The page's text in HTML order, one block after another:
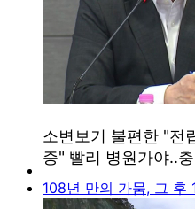
108년 만의 가뭄, 그 후